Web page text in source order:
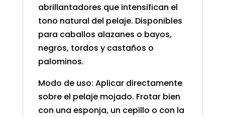
abrillantadores que intensifican el
tono natural del pelaje. Disponibles
para caballos alazanes o bayos,
negros, tordos y castaños o
palominos.
Modo de uso: Aplicar directamente
sobre el pelaje mojado. Frotar bien
con una esponja, un cepillo o con la